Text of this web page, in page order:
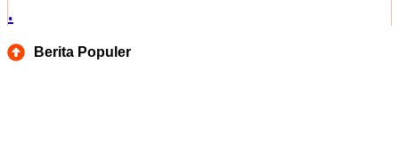
.
Berita Populer